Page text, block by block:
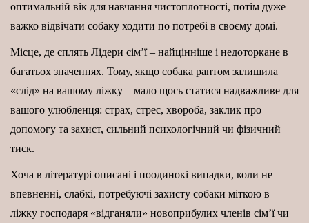
оптимальній вік для навчання чистоплотності, потім дуже
важко відвічати собаку ходити по потребі в своєму домі.
Місце, де сплять Лідери сім’ї – найцінніше і недоторкане в
багатьох значеннях. Тому, якщо собака раптом залишила
«слід» на вашому ліжку – мало щось статися надважливе для
вашого улюбленця: страх, стрес, хвороба, заклик про
допомогу та захист, сильний психологічний чи фізичний
тиск.
Хоча в літературі описані і поодинокі випадки, коли не
впевненні, слабкі, потребуючі захисту собаки міткою в
ліжку господаря «відганяли» новоприбулих членів сім’ї чи